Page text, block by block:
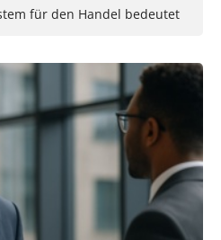
für den Handel bedeutet